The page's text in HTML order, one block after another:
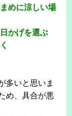
めに涼しい場
かげを選ぶ
多いと思いま
め、具合が悪